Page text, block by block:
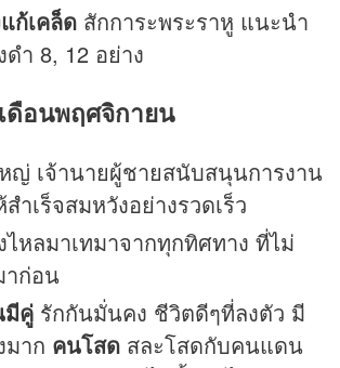
ก้เคล็ด สักการะพระราหู แนะนำ
ำ 8, 12 อย่าง
ดือนพฤศจิกายน
ญ่ เจ้านายผู้ชายสนับสนุนการงาน
ำเร็จสมหวังอย่างรวดเร็ว
ไหลมาเทมาจากทุกทิศทาง ที่ไม่
าก่อน
คู่ รักกันมั่นคง ชีวิตดีๆที่ลงตัว มี
มาก คนโสด สละโสดกับคนแดน